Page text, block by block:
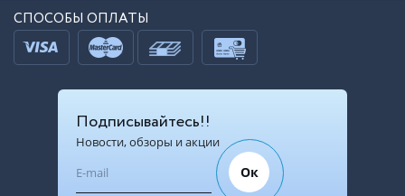
СПОСОБЫ ОПЛАТЫ
Подписывайтесь!!
Новости, обзоры и акции
Ок